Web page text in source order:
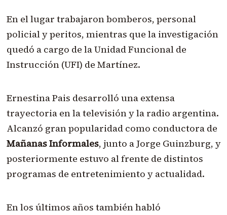
En el lugar trabajaron bomberos, personal
policial y peritos, mientras que la investigación
quedó a cargo de la Unidad Funcional de
Instrucción (UFI) de Martínez.
Ernestina Pais desarrolló una extensa
trayectoria en la televisión y la radio argentina.
Alcanzó gran popularidad como conductora de
Mañanas Informales, junto a Jorge Guinzburg, y
posteriormente estuvo al frente de distintos
programas de entretenimiento y actualidad.
En los últimos años también habló